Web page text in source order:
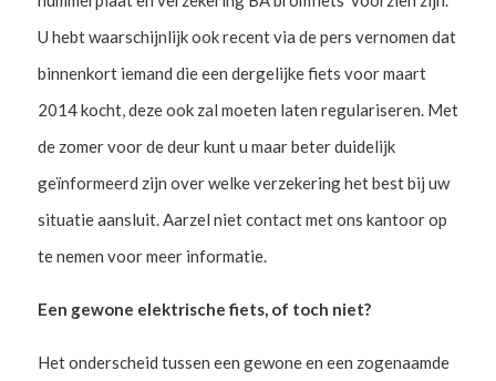
U hebt waarschijnlijk ook recent via de pers vernomen dat
binnenkort iemand die een dergelijke fiets voor maart
2014 kocht, deze ook zal moeten laten regulariseren. Met
de zomer voor de deur kunt u maar beter duidelijk
geïnformeerd zijn over welke verzekering het best bij uw
situatie aansluit. Aarzel niet contact met ons kantoor op
te nemen voor meer informatie.
Een gewone elektrische fiets, of toch niet?
Het onderscheid tussen een gewone en een zogenaamde